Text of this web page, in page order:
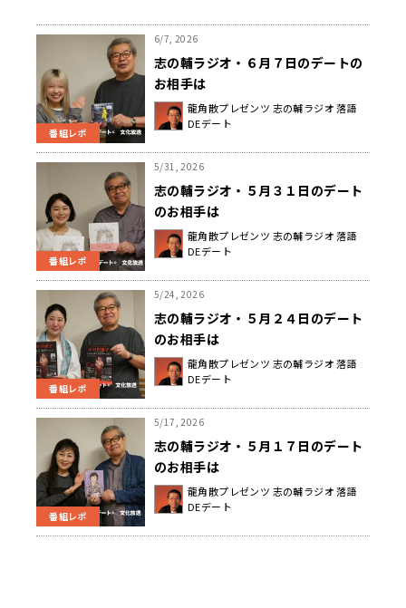
番組レポ
6/7, 2026
志の輔ラジオ・６月７日のデートの
お相手は
龍角散プレゼンツ 志の輔ラジオ 落語
DEデート
番組レポ
5/31, 2026
志の輔ラジオ・５月３１日のデート
のお相手は
龍角散プレゼンツ 志の輔ラジオ 落語
DEデート
番組レポ
5/24, 2026
志の輔ラジオ・５月２４日のデート
のお相手は
龍角散プレゼンツ 志の輔ラジオ 落語
DEデート
番組レポ
5/17, 2026
志の輔ラジオ・５月１７日のデート
のお相手は
龍角散プレゼンツ 志の輔ラジオ 落語
DEデート